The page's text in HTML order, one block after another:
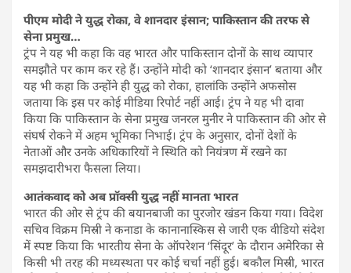
पीएम मोदी ने युद्ध रोका, वे शानदार इंसान; पाकिस्तान की तरफ से
सेना प्रमुख…
ट्रंप ने यह भी कहा कि वह भारत और पाकिस्तान दोनों के साथ व्यापार
समझौते पर काम कर रहे हैं। उन्होंने मोदी को ‘शानदार इंसान’ बताया और
यह भी कहा कि उन्होंने ही युद्ध को रोका, हालांकि उन्होंने अफसोस
जताया कि इस पर कोई मीडिया रिपोर्ट नहीं आई। ट्रंप ने यह भी दावा
किया कि पाकिस्तान के सेना प्रमुख जनरल मुनीर ने पाकिस्तान की ओर से
संघर्ष रोकने में अहम भूमिका निभाई। ट्रंप के अनुसार, दोनों देशों के
नेताओं और उनके अधिकारियों ने स्थिति को नियंत्रण में रखने का
समझदारीभरा फैसला लिया।
आतंकवाद को अब प्रॉक्सी युद्ध नहीं मानता भारत
भारत की ओर से ट्रंप की बयानबाजी का पुरजोर खंडन किया गया। विदेश
सचिव विक्रम मिस्री ने कनाडा के कानानास्किस से जारी एक वीडियो संदेश
में स्पष्ट किया कि भारतीय सेना के ऑपरेशन ‘सिंदूर’ के दौरान अमेरिका से
किसी भी तरह की मध्यस्थता पर कोई चर्चा नहीं हुई। बकौल मिस्री, भारत